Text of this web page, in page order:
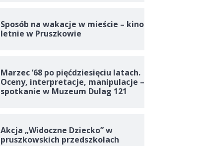
Sposób na wakacje w mieście – kino
letnie w Pruszkowie
Marzec ’68 po pięćdziesięciu latach.
Oceny, interpretacje, manipulacje –
spotkanie w Muzeum Dulag 121
Akcja „Widoczne Dziecko” w
pruszkowskich przedszkolach